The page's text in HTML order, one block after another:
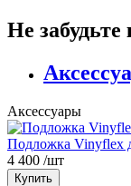
Не забудьте
Аксессуары
Подложка Vinyflex
4 400 /шт
Купить